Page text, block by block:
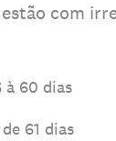
com
à 60 dias
61 dias